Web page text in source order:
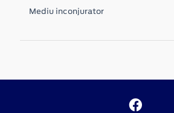
Mediu inconjurator